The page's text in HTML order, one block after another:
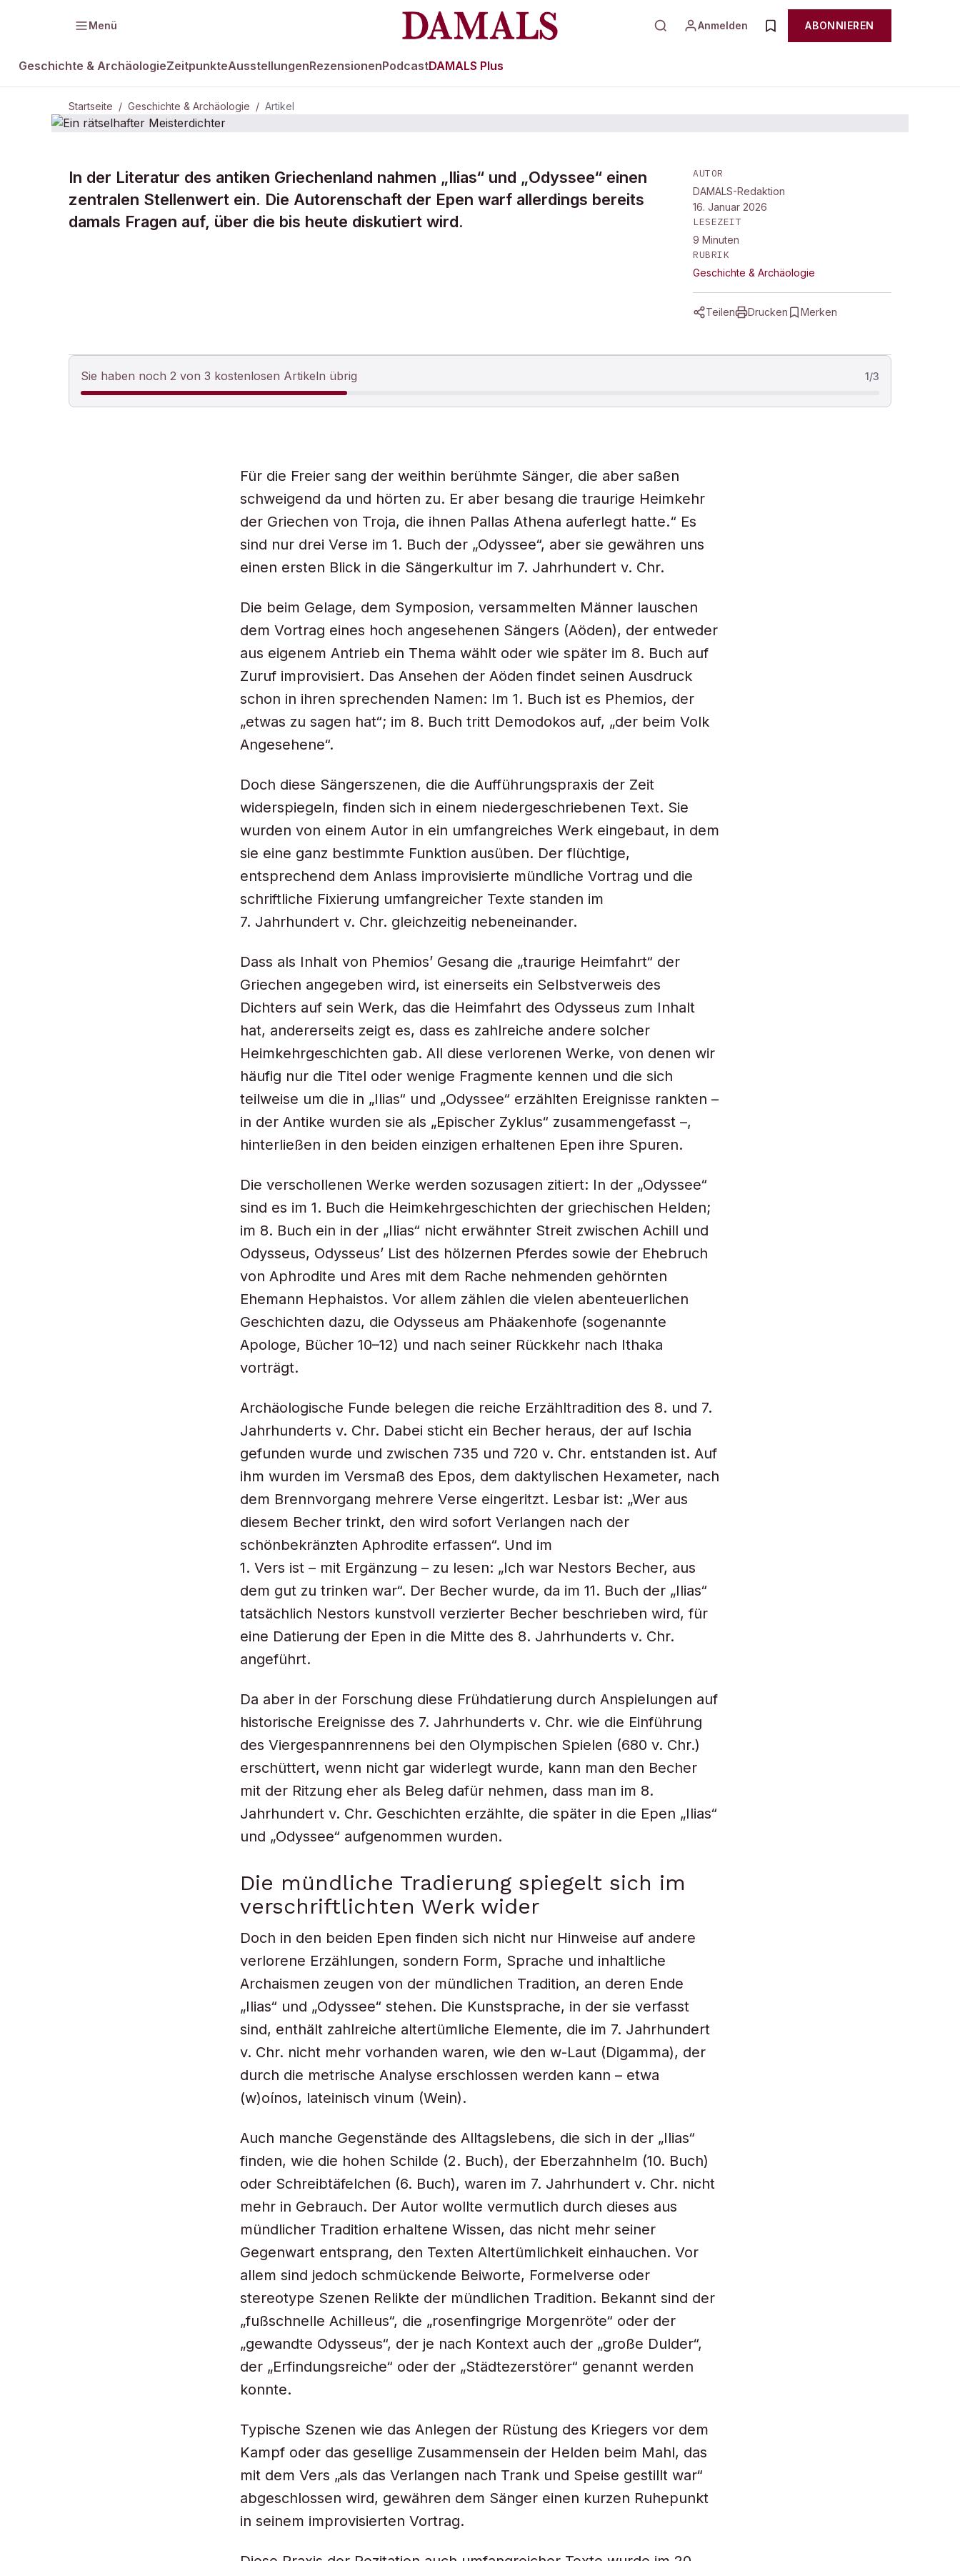
Menü Anmelden ABONNIEREN
Geschichte & ArchäologieZeitpunkteAusstellungenRezensionenPodcastDAMALS Plus
Startseite / Geschichte & Archäologie / Artikel
DAMALS PlusGESCHICHTE & ARCHÄOLOGIE
Ein rätselhafter
In der Literatur des antiken Griechenland nahmen „Ilias“ und „Odyssee“ einen
zentralen Stellenwert ein. Die Autorenschaft der Epen warf allerdings bereits
damals Fragen auf, über die bis heute diskutiert wird.
AUTOR
DAMALS-Redaktion
16. Januar 2026
LESEZEIT
9 Minuten
RUBRIK
Geschichte & Archäologie
Teilen Drucken Merken
Sie haben noch 2 von 3 kostenlosen Artikeln übrig 1/3
Für die Freier sang der weithin berühmte Sänger, die aber saßen
schweigend da und hörten zu. Er aber besang die traurige Heimkehr
der Griechen von Troja, die ihnen Pallas Athena auferlegt hatte.“ Es
sind nur drei Verse im 1. Buch der „Odyssee“, aber sie gewähren uns
einen ersten Blick in die Sängerkultur im 7. Jahrhundert v. Chr.
Die beim Gelage, dem Symposion, versammelten Männer lauschen
dem Vortrag eines hoch angesehenen Sängers (Aöden), der entweder
aus eigenem Antrieb ein Thema wählt oder wie später im 8. Buch auf
Zuruf improvisiert. Das Ansehen der Aöden findet seinen Ausdruck
schon in ihren sprechenden Namen: Im 1. Buch ist es Phemios, der
„etwas zu sagen hat“; im 8. Buch tritt Demodokos auf, „der beim Volk
Angesehene“.
Doch diese Sängerszenen, die die Aufführungspraxis der Zeit
widerspiegeln, finden sich in einem niedergeschriebenen Text. Sie
wurden von einem Autor in ein umfangreiches Werk eingebaut, in dem
sie eine ganz bestimmte Funktion ausüben. Der flüchtige,
entsprechend dem Anlass improvisierte mündliche Vortrag und die
schriftliche Fixierung umfangreicher Texte standen im
7. Jahrhundert v. Chr. gleichzeitig nebeneinander.
Dass als Inhalt von Phemios’ Gesang die „traurige Heimfahrt“ der
Griechen angegeben wird, ist einerseits ein Selbstverweis des
Dichters auf sein Werk, das die Heimfahrt des Odysseus zum Inhalt
hat, andererseits zeigt es, dass es zahlreiche andere solcher
Heimkehrgeschichten gab. All diese verlorenen Werke, von denen wir
häufig nur die Titel oder wenige Fragmente kennen und die sich
teilweise um die in „Ilias“ und „Odyssee“ erzählten Ereignisse rankten –
in der Antike wurden sie als „Epischer Zyklus“ zusammengefasst –,
hinterließen in den beiden einzigen erhaltenen Epen ihre Spuren.
Die verschollenen Werke werden sozusagen zitiert: In der „Odyssee“
sind es im 1. Buch die Heimkehrgeschichten der griechischen Helden;
im 8. Buch ein in der „Ilias“ nicht erwähnter Streit zwischen Achill und
Odysseus, Odysseus’ List des hölzernen Pferdes sowie der Ehebruch
von Aphrodite und Ares mit dem Rache nehmenden gehörnten
Ehemann Hephaistos. Vor allem zählen die vielen abenteuerlichen
Geschichten dazu, die Odysseus am Phäakenhofe (sogenannte
Apologe, Bücher 10–12) und nach seiner Rückkehr nach Ithaka
vorträgt.
Archäologische Funde belegen die reiche Erzähltradition des 8. und 7.
Jahrhunderts v. Chr. Dabei sticht ein Becher heraus, der auf Ischia
gefunden wurde und zwischen 735 und 720 v. Chr. entstanden ist. Auf
ihm wurden im Versmaß des Epos, dem daktylischen Hexameter, nach
dem Brennvorgang mehrere Verse eingeritzt. Lesbar ist: „Wer aus
diesem Becher trinkt, den wird sofort Verlangen nach der
schönbekränzten Aphrodite erfassen“. Und im
1. Vers ist – mit Ergänzung – zu lesen: „Ich war Nestors Becher, aus
dem gut zu trinken war“. Der Becher wurde, da im 11. Buch der „Ilias“
tatsächlich Nestors kunstvoll verzierter Becher beschrieben wird, für
eine Datierung der Epen in die Mitte des 8. Jahrhunderts v. Chr.
angeführt.
Da aber in der Forschung diese Frühdatierung durch Anspielungen auf
historische Ereignisse des 7. Jahrhunderts v. Chr. wie die Einführung
des Viergespannrennens bei den Olympischen Spielen (680 v. Chr.)
erschüttert, wenn nicht gar widerlegt wurde, kann man den Becher
mit der Ritzung eher als Beleg dafür nehmen, dass man im 8.
Jahrhundert v. Chr. Geschichten erzählte, die später in die Epen „Ilias“
und „Odyssee“ aufgenommen wurden.
Die mündliche Tradierung spiegelt sich im
verschriftlichten Werk wider
Doch in den beiden Epen finden sich nicht nur Hinweise auf andere
verlorene Erzählungen, sondern Form, Sprache und inhaltliche
Archaismen zeugen von der mündlichen Tradition, an deren Ende
„Ilias“ und „Odyssee“ stehen. Die Kunstsprache, in der sie verfasst
sind, enthält zahlreiche altertümliche Elemente, die im 7. Jahrhundert
v. Chr. nicht mehr vorhanden waren, wie den w-Laut (Digamma), der
durch die metrische Analyse erschlossen werden kann – etwa
(w)oínos, lateinisch vinum (Wein).
Auch manche Gegenstände des Alltagslebens, die sich in der „Ilias“
finden, wie die hohen Schilde (2. Buch), der Eberzahnhelm (10. Buch)
oder Schreibtäfelchen (6. Buch), waren im 7. Jahrhundert v. Chr. nicht
mehr in Gebrauch. Der Autor wollte vermutlich durch dieses aus
mündlicher Tradition erhaltene Wissen, das nicht mehr seiner
Gegenwart entsprang, den Texten Altertümlichkeit einhauchen. Vor
allem sind jedoch schmückende Beiworte, Formelverse oder
stereotype Szenen Relikte der mündlichen Tradition. Bekannt sind der
„fußschnelle Achilleus“, die „rosenfingrige Morgenröte“ oder der
„gewandte Odysseus“, der je nach Kontext auch der „große Dulder“,
der „Erfindungsreiche“ oder der „Städtezerstörer“ genannt werden
konnte.
Typische Szenen wie das Anlegen der Rüstung des Kriegers vor dem
Kampf oder das gesellige Zusammensein der Helden beim Mahl, das
mit dem Vers „als das Verlangen nach Trank und Speise gestillt war“
abgeschlossen wird, gewähren dem Sänger einen kurzen Ruhepunkt
in seinem improvisierten Vortrag.